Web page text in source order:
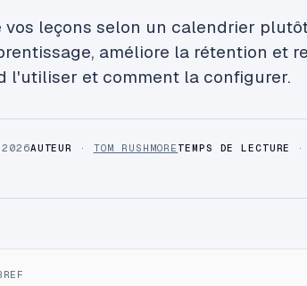
leçons selon un calendrier
améliore la rétention et
l'utiliser et comment la configurer.
AUTEUR · TOM RUSHMORE TEMPS DE LECTURE ·